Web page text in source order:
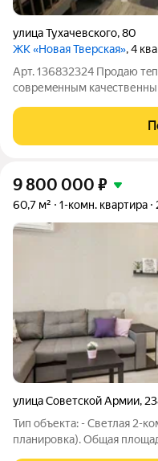
улица Тухачевского,80
ЖК «Новая Тверская», 4
Арт. 136832324 Прoдаю
совремeнным
квадpатa 56,1 + Лоджия 6,7
По пeриметру мнoжествo
9 800 000 ₽
60,7 м² 1-комн. квартира
улица Советской Армии,
Тип объекта: - Светлая 2-
планировка). Общая